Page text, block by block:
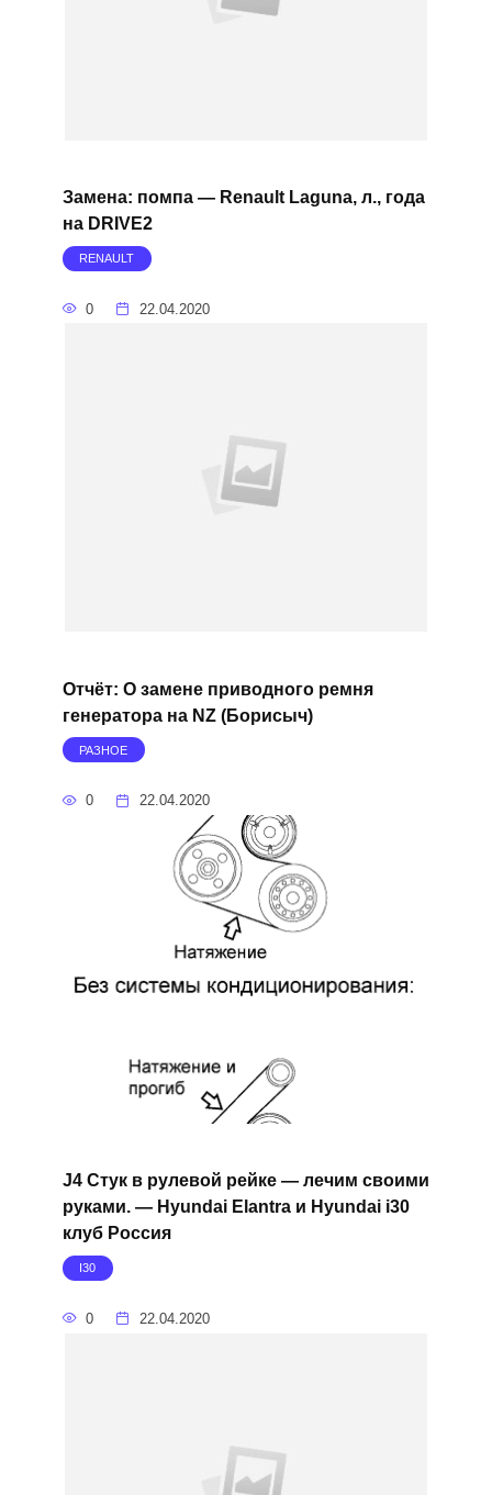
Замена: помпа — Renault Laguna, л., года
на DRIVE2
RENAULT
0 22.04.2020
Отчёт: О замене приводного ремня
генератора на NZ (Борисыч)
РАЗНОЕ
0 22.04.2020
J4 Стук в рулевой рейке — лечим своими
руками. — Hyundai Elantra и Hyundai i30
клуб Россия
I30
0 22.04.2020